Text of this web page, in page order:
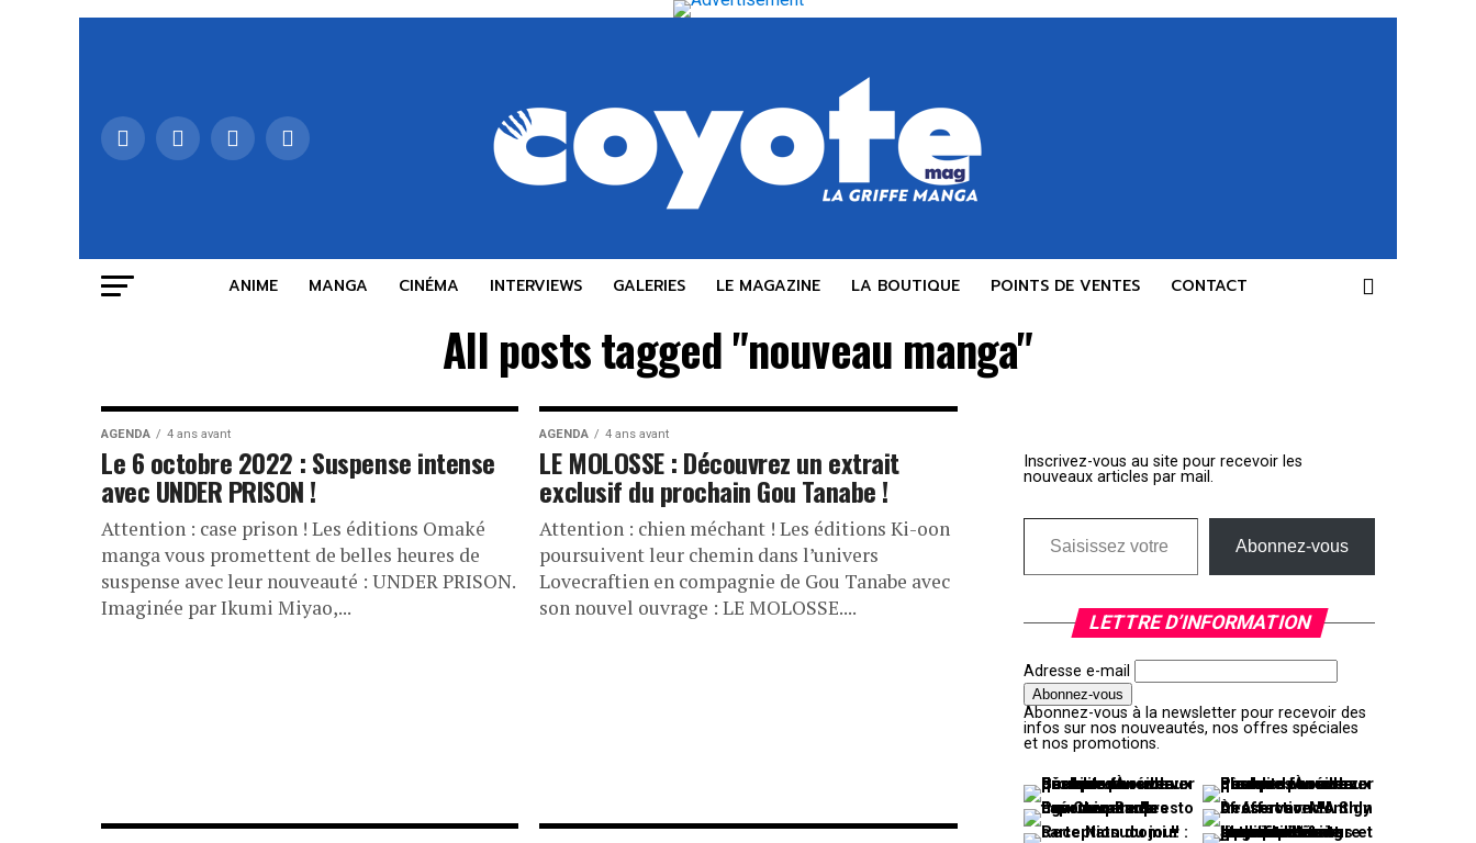
ANIME MANGA CINÉMA INTERVIEWS GALERIES LE MAGAZINE LA BOUTIQUE POINTS DE VENTES CONTACT
All posts tagged "nouveau manga"
AGENDA 4 ans avant
Le 6 octobre 2022 : Suspense intense
avec UNDER PRISON !
Attention : case prison ! Les éditions Omaké
manga vous promettent de belles heures de
suspense avec leur nouveauté : UNDER PRISON.
Imaginée par Ikumi Miyao,...
AGENDA 4 ans avant
LE MOLOSSE : Découvrez un extrait
exclusif du prochain Gou Tanabe !
Attention : chien méchant ! Les éditions Ki-oon
poursuivent leur chemin dans l’univers
Lovecraftien en compagnie de Gou Tanabe avec
son nouvel ouvrage : LE MOLOSSE....
Inscrivez-vous au site pour recevoir les
nouveaux articles par mail.
Saisissez votre adresse e-mail…
Abonnez-vous
LETTRE D’INFORMATION
Adresse e-mail
Abonnez-vous à la newsletter pour recevoir des
infos sur nos nouveautés, nos offres spéciales
et nos promotions.